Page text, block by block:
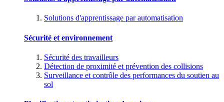
Solutions d'apprentissage par automatisation
Sécurité et environnement
Sécurité des travailleurs
Détection de proximité et prévention des collisions
Surveillance et contrôle des performances du soutien au
sol